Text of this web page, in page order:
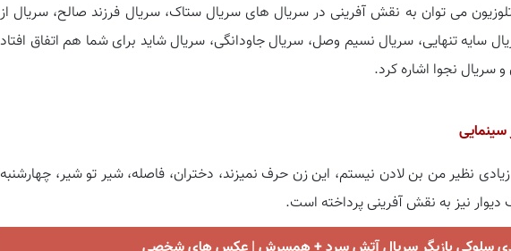
می توان به نقش آفرینی در سریال های سریال ستاک، سریال فرزند صالح، سریال از
سایه تنهایی، سریال نسیم وصل، سریال جاودانگی، سریال شاید برای شما هم اتفاق افتاد
سریال نجوا اشاره کرد.
سینمایی
نظیر من بن لادن نیستم، این زن حرف نمیزند، دختران، فاصله، شیر تو شیر، چهارشنبه